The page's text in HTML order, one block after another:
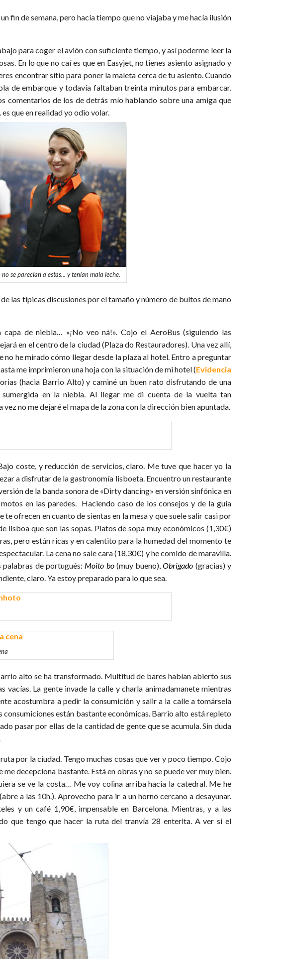
fin de semana, pero hacía tiempo que no viajaba y me hacía ilusión
para coger el avión con suficiente tiempo, y así poderme leer la
En lo que no caí es que en Easyjet, no tienes asiento asignado y
encontrar sitio para poner la maleta cerca de tu asiento. Cuando
de embarque y todavía faltaban treinta minutos para embarcar.
comentarios de los de detrás mío hablando sobre una amiga que
que en realidad yo odio volar.
se parecían a estas... y tenían mala leche.
las típicas discusiones por el tamaño y número de bultos de mano
de niebla… «¡No veo ná!». Cojo el AeroBus (siguiendo las
en el centro de la ciudad (Plaza do Restauradores). Una vez allí,
he mirado cómo llegar desde la plaza al hotel. Entro a preguntar
me imprimieron una hoja con la situación de mi hotel (Evidencia
(hacia Barrio Alto) y caminé un buen rato disfrutando de una
en la niebla. Al llegar me di cuenta de la vuelta tan
no me dejaré el mapa de la zona con la dirección bien apuntada.
coste, y reducción de servicios, claro. Me tuve que hacer yo la
a disfrutar de la gastronomía lisboeta. Encuentro un restaurante
de la banda sonora de «Dirty dancing» en versión sinfónica en
en las paredes. Haciendo caso de los consejos y de la guía
ofrecen en cuanto de sientas en la mesa y que suele salir casi por
lisboa que son las sopas. Platos de sopa muy económicos (1,30€)
pero están ricas y en calentito para la humedad del momento te
La cena no sale cara (18,30€) y he comido de maravilla.
de portugués: Moito bo(muy bueno),Obrigado (gracias) y
claro. Ya estoy preparado para lo que sea.
alto se ha transformado. Multitud de bares habían abierto sus
vacías. La gente invade la calle y charla animadamanete mientras
acostumbra a pedir la consumición y salir a la calle a tomársela
consumiciones están bastante económicas. Barrio alto está repleto
pasar por ellas de la cantidad de gente que se acumula. Sin duda
por la ciudad. Tengo muchas cosas que ver y poco tiempo. Cojo
me decepciona bastante. Está en obras y no se puede ver muy bien.
se ve la costa… Me voy colina arriba hacia la catedral. Me he
a las 10h.). Aprovecho para ir a un horno cercano a desayunar.
y un café 1,90€, impensable en Barcelona. Mientras, y a las
que tengo que hacer la ruta del tranvía 28 enterita. A ver si el